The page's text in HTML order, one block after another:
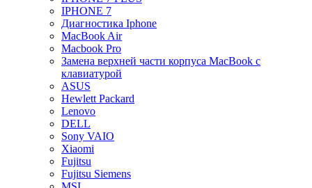
IPHONE 7
Диагностика Iphone
MacBook Air
Macbook Pro
Замена верхней части корпуса MacBook с
клавиатурой
ASUS
Hewlett Packard
Lenovo
DELL
Sony VAIO
Xiaomi
Fujitsu
Fujitsu Siemens